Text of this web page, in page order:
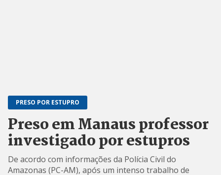
PRESO POR ESTUPRO
Preso em Manaus professor
investigado por estupros
De acordo com informações da Polícia Civil do
Amazonas (PC-AM), após um intenso trabalho de